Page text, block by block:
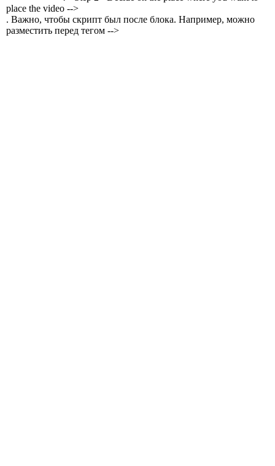
place the video -->
. Важно, чтобы скрипт был после блока. Например, можно
разместить перед тегом -->